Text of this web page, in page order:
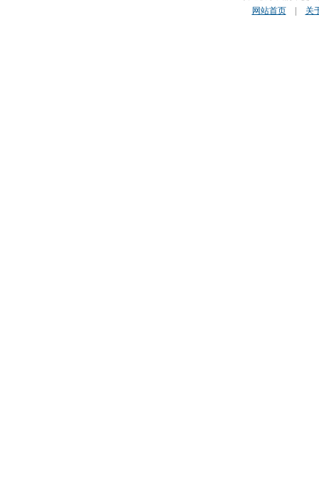
网站首页| 关